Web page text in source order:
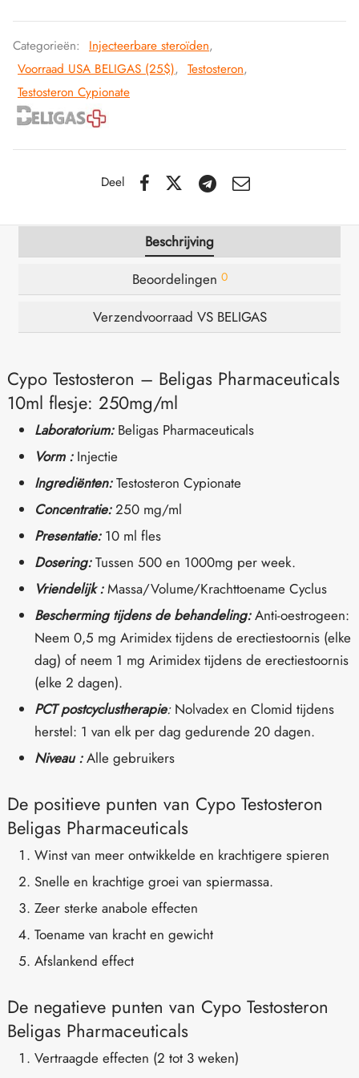
Categorieën: Injecteerbare steroïden,
Voorraad USA BELIGAS (25$), Testosteron,
Testosteron Cypionate
Deel
Beschrijving
Beoordelingen 0
Verzendvoorraad VS BELIGAS
Cypo Testosteron – Beligas Pharmaceuticals
10ml flesje: 250mg/ml
Laboratorium: Beligas Pharmaceuticals
Vorm : Injectie
Ingrediënten:Testosteron Cypionate
Concentratie:250 mg/ml
Presentatie: 10 ml fles
Dosering:Tussen 500 en 1000mg per week.
Vriendelijk :Massa/Volume/Krachttoename Cyclus
Bescherming tijdens de behandeling:Anti-oestrogeen:
Neem 0,5 mg Arimidex tijdens de erectiestoornis (elke
dag) of neem 1 mg Arimidex tijdens de erectiestoornis
(elke 2 dagen).
PCT postcyclustherapie: Nolvadex en Clomid tijdens
herstel: 1 van elk per dag gedurende 20 dagen.
Niveau :Alle gebruikers
De positieve punten van Cypo Testosteron
Beligas Pharmaceuticals
Winst van meer ontwikkelde en krachtigere spieren
Snelle en krachtige groei van spiermassa.
Zeer sterke anabole effecten
Toename van kracht en gewicht
Afslankend effect
De negatieve punten van Cypo Testosteron
Beligas Pharmaceuticals
Vertraagde effecten (2 tot 3 weken)
/ GENETIC 🇪🇺
🇪🇺
🇪🇺
Turinabol
(Mounjaro)
GnRH